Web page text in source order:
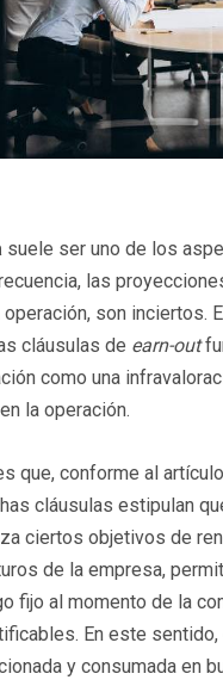
suele ser uno de los
las
son inciertos.
cláusulas de earn-out
como una
la operación.
conforme al
cláusulas estipulan
ciertos objetivos de
de la empresa,
fijo al momento de la
En este sentido,
y consumada en